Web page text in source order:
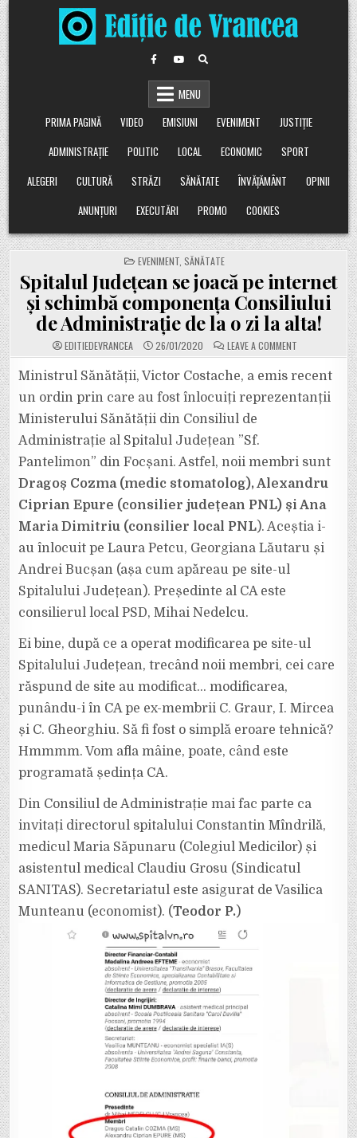
Skip
to
content
MENU
PRIMA PAGINĂ
VIDEO EMISIUNI EVENIMENT
JUSTIȚIE
ADMINISTRAȚIE
POLITIC LOCAL ECONOMIC
SPORT
ALEGERI
CULTURĂ STRĂZI SĂNĂTATE ÎNVĂȚĂMÂNT
OPINII
ANUNȚURI
EXECUTĂRI PROMO COOKIES
POSTED
IN
EVENIMENT SĂNĂTATE
Spitalul Județean se joacă pe internet
și schimbă componența Consiliului
de Administrație de la o zi la alta!
EDITIEDEVRANCEA 26/01/2020 LEAVE A COMMENTON
SPITALUL
SE
JOACĂ
PE
INTERNET
ADMINISTRAȚIE
DE
LA
O
ZI
LA
Ministrul Sănătății, Victor Costache, a emis recent
un ordin prin care au fost înlocuiți reprezentanții
Ministerului Sănătății din Consiliul de
Administrație al Spitalul Județean ”Sf.
Pantelimon” din Focșani. Astfel, noii membri sunt
Dragoș Cozma (medic stomatolog), Alexandru
Ciprian Epure (consilier județean PNL) și Ana
Maria Dimitriu (consilier local PNL). Aceștia i-
au înlocuit pe Laura Petcu, Georgiana Lăutaru și
Andrei Bucșan (așa cum apăreau pe site-ul
Spitalului Județean). Președinte al CA este
consilierul local PSD, Mihai Nedelcu.
Ei bine, după ce a operat modificarea pe site-ul
Spitalului Județean, trecând noii membri, cei care
răspund de site au modificat… modificarea,
punându-i în CA pe ex-membrii C. Graur, I. Mircea
și C. Gheorghiu. Să fi fost o simplă eroare tehnică?
Hmmmm. Vom afla mâine, poate, când este
programată ședința CA.
Din Consiliul de Administrație mai fac parte ca
invitați directorul spitalului Constantin Mîndrilă,
medicul Maria Săpunaru (Colegiul Medicilor) și
asistentul medical Claudiu Grosu (Sindicatul
SANITAS). Secretariatul este asigurat de Vasilica
Munteanu (economist). (Teodor P.)